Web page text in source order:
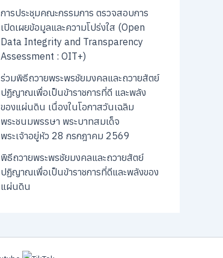
การประชุมคณะกรรมการ ตรวจสอบการ
เปิดเผยข้อมูลและความโปร่งใส (Open
Data Integrity and Transparency
Assessment : OIT+)
ร่วมพิธีถวายพระพรชัยมงคลและถวายสัตย์
ปฏิญาณเพื่อเป็นข้าราชการที่ดี และพลัง
ของแผ่นดิน เนื่องในโอกาสวันเฉลิม
พระชนมพรรษา พระบาทสมเด็จ
พระเจ้าอยู่หัว 28 กรกฎาคม 2569
พิธีถวายพระพรชัยมงคลและถวายสัตย์
ปฏิญาณเพื่อเป็นข้าราชการที่ดีและพลังของ
แผ่นดิน